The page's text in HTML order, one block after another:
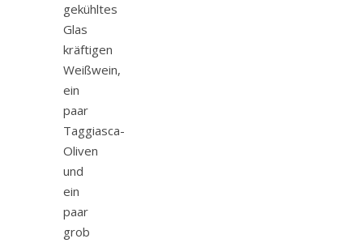
gekühltes
Glas
kräftigen
Weißwein,
ein
paar
Taggiasca-
Oliven
und
ein
paar
grob